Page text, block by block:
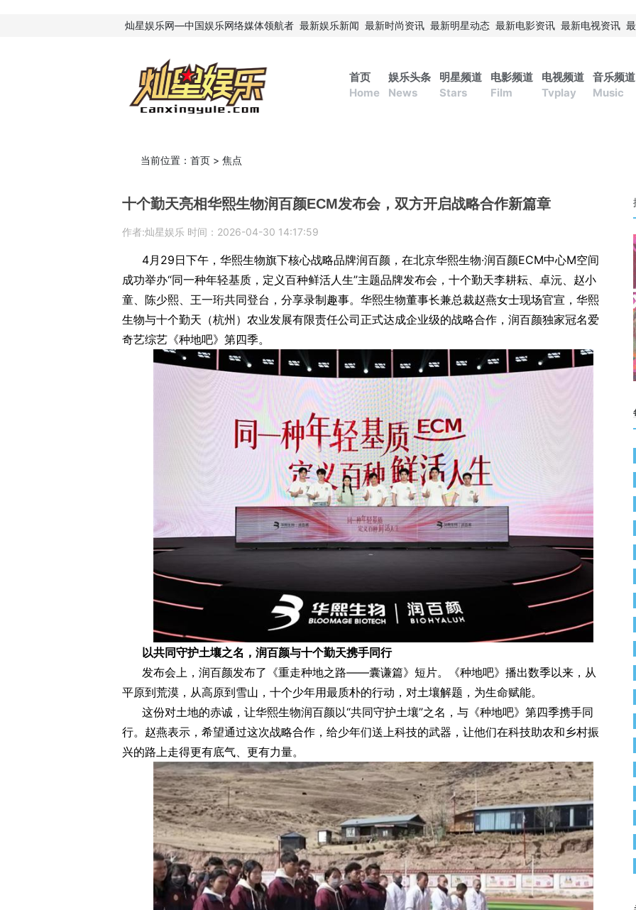
灿星娱乐网—中国娱乐网络媒体领航者 最新娱乐新闻 最新时尚资讯 最新明星动态 最新电影资讯 最新电视资讯
首页
Home
娱乐头条
News
明星频道
Stars
电影频道
Film
电视频道
Tvplay
音乐频道
Music
当前位置： 首页 > 焦点
十个勤天亮相华熙生物润百颜ECM发布会，双方开启战略合作新篇章
作者:灿星娱乐 时间：2026-04-30 14:17:59
4月29日下午，华熙生物旗下核心战略品牌润百颜，在北京华熙生物·润百颜ECM中心M空间
成功举办“同一种年轻基质，定义百种鲜活人生”主题品牌发布会，十个勤天李耕耘、卓沅、赵小
童、陈少熙、王一珩共同登台，分享录制趣事。华熙生物董事长兼总裁赵燕女士现场官宣，华熙
生物与十个勤天（杭州）农业发展有限责任公司正式达成企业级的战略合作，润百颜独家冠名爱
奇艺综艺《种地吧》第四季。
以共同守护土壤之名，润百颜与十个勤天携手同行
发布会上，润百颜发布了《重走种地之路——囊谦篇》短片。《种地吧》播出数季以来，从
平原到荒漠，从高原到雪山，十个少年用最质朴的行动，对土壤解题，为生命赋能。
这份对土地的赤诚，让华熙生物润百颜以“共同守护土壤”之名，与《种地吧》第四季携手同
行。赵燕表示，希望通过这次战略合作，给少年们送上科技的武器，让他们在科技助农和乡村振
兴的路上走得更有底气、更有力量。
奇想有「感」而发 焕启MARVIS
德妃正式官宣罗一舟担任品牌闪光
代言人
第八届国际风土大会11月20日上
海启航！